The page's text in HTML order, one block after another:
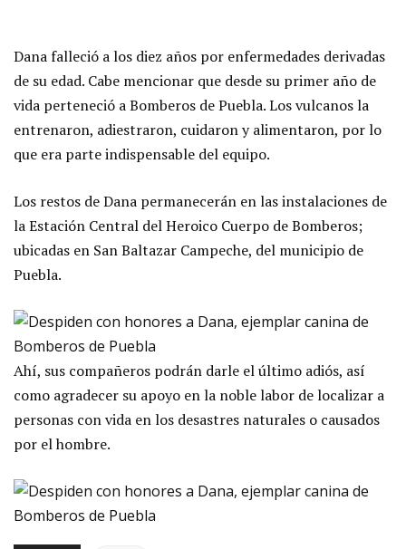
Dana falleció a los diez años por enfermedades derivadas
de su edad. Cabe mencionar que desde su primer año de
vida perteneció a Bomberos de Puebla. Los vulcanos la
entrenaron, adiestraron, cuidaron y alimentaron, por lo
que era parte indispensable del equipo.
Los restos de Dana permanecerán en las instalaciones de
la Estación Central del Heroico Cuerpo de Bomberos;
ubicadas en San Baltazar Campeche, del municipio de
Puebla.
Ahí, sus compañeros podrán darle el último adiós, así
como agradecer su apoyo en la noble labor de localizar a
personas con vida en los desastres naturales o causados
por el hombre.